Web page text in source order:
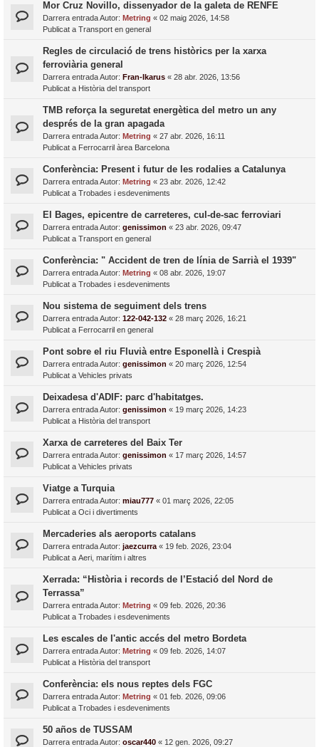
Mor Cruz Novillo, dissenyador de la galeta de RENFE
Darrera entrada Autor: Metring « 02 maig 2026, 14:58
Publicat a Transport en general
Regles de circulació de trens històrics per la xarxa
ferroviària general
Darrera entrada Autor: Fran-Ikarus « 28 abr. 2026, 13:56
Publicat a Història del transport
TMB reforça la seguretat energètica del metro un any
després de la gran apagada
Darrera entrada Autor: Metring « 27 abr. 2026, 16:11
Publicat a Ferrocarril àrea Barcelona
Conferència: Present i futur de les rodalies a Catalunya
Darrera entrada Autor: Metring « 23 abr. 2026, 12:42
Publicat a Trobades i esdeveniments
El Bages, epicentre de carreteres, cul-de-sac ferroviari
Darrera entrada Autor: genissimon « 23 abr. 2026, 09:47
Publicat a Transport en general
Conferència: " Accident de tren de línia de Sarrià el 1939"
Darrera entrada Autor: Metring « 08 abr. 2026, 19:07
Publicat a Trobades i esdeveniments
Nou sistema de seguiment dels trens
Darrera entrada Autor: 122-042-132 « 28 març 2026, 16:21
Publicat a Ferrocarril en general
Pont sobre el riu Fluvià entre Esponellà i Crespià
Darrera entrada Autor: genissimon « 20 març 2026, 12:54
Publicat a Vehicles privats
Deixadesa d'ADIF: parc d'habitatges.
Darrera entrada Autor: genissimon « 19 març 2026, 14:23
Publicat a Història del transport
Xarxa de carreteres del Baix Ter
Darrera entrada Autor: genissimon « 17 març 2026, 14:57
Publicat a Vehicles privats
Viatge a Turquia
Darrera entrada Autor: miau777 « 01 març 2026, 22:05
Publicat a Oci i divertiments
Mercaderies als aeroports catalans
Darrera entrada Autor: jaezcurra « 19 feb. 2026, 23:04
Publicat a Aeri, marítim i altres
Xerrada: “Història i records de l’Estació del Nord de
Terrassa”
Darrera entrada Autor: Metring « 09 feb. 2026, 20:36
Publicat a Trobades i esdeveniments
Les escales de l'antic accés del metro Bordeta
Darrera entrada Autor: Metring « 09 feb. 2026, 14:07
Publicat a Història del transport
Conferència: els nous reptes dels FGC
Darrera entrada Autor: Metring « 01 feb. 2026, 09:06
Publicat a Trobades i esdeveniments
50 años de TUSSAM
Darrera entrada Autor: oscar440 « 12 gen. 2026, 09:27